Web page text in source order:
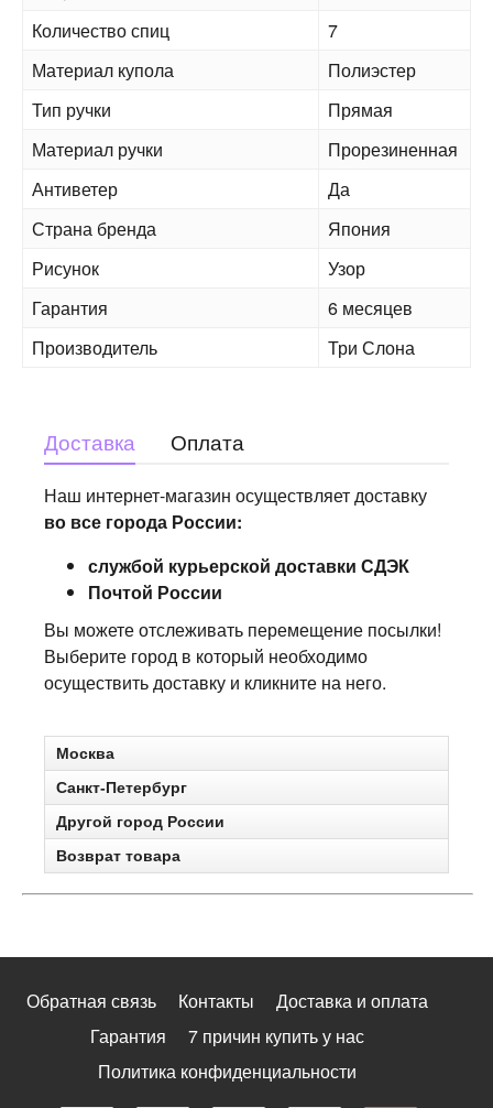
Количество спиц
7
Материал купола
Полиэстер
Тип ручки
Прямая
Материал ручки
Прорезиненная
Антиветер
Да
Страна бренда
Япония
Рисунок
Узор
Гарантия
6 месяцев
Производитель
Три Слона
Доставка Оплата
Наш интернет-магазин осуществляет доставку
во все города России:
службой курьерской доставки СДЭК
Почтой России
Вы можете отслеживать перемещение посылки!
Выберите город в который необходимо
осуществить доставку и кликните на него.
Москва
Санкт-Петербург
Другой город России
Возврат товара
Обратная связь Контакты
Доставка и оплата
Гарантия
7 причин купить у нас
Политика конфиденциальности